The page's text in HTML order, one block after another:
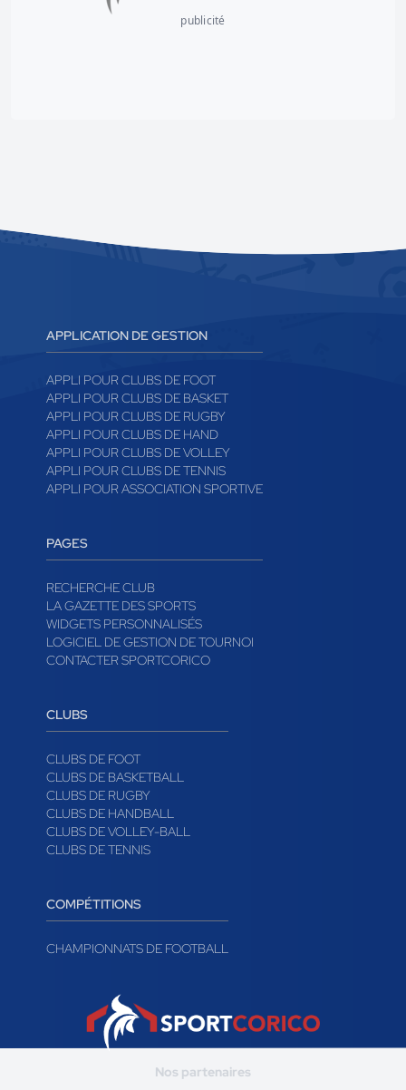
publicité
APPLICATION DE GESTION
APPLI POUR CLUBS DE FOOT
APPLI POUR CLUBS DE BASKET
APPLI POUR CLUBS DE RUGBY
APPLI POUR CLUBS DE HAND
APPLI POUR CLUBS DE VOLLEY
APPLI POUR CLUBS DE TENNIS
APPLI POUR ASSOCIATION SPORTIVE
PAGES
RECHERCHE CLUB
LA GAZETTE DES SPORTS
WIDGETS PERSONNALISÉS
LOGICIEL DE GESTION DE TOURNOI
CONTACTER SPORTCORICO
CLUBS
CLUBS DE FOOT
CLUBS DE BASKETBALL
CLUBS DE RUGBY
CLUBS DE HANDBALL
CLUBS DE VOLLEY-BALL
CLUBS DE TENNIS
COMPÉTITIONS
CHAMPIONNATS DE FOOTBALL
Nos partenaires